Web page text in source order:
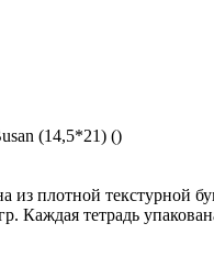
(14,5*21) ()
из плотной текстурной
Каждая тетрадь